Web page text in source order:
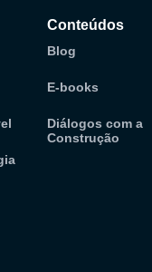
Conteúdos
Blog
E-books
Diálogos com a
Construção